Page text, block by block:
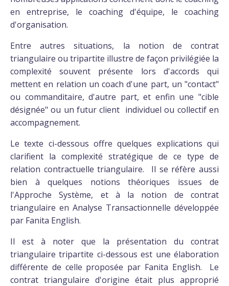
en entreprise, le coaching d'équipe, le coaching
d'organisation.
Entre autres situations, la notion de contrat
triangulaire ou tripartite illustre de façon privilégiée la
complexité souvent présente lors d'accords qui
mettent en relation un coach d'une part, un "contact"
ou commanditaire, d'autre part, et enfin une "cible
désignée" ou un futur client individuel ou collectif en
accompagnement.
Le texte ci-dessous offre quelques explications qui
clarifient la complexité stratégique de ce type de
relation contractuelle triangulaire. Il se réfère aussi
bien à quelques notions théoriques issues de
l'Approche Système, et à la notion de contrat
triangulaire en Analyse Transactionnelle développée
par Fanita English.
Il est à noter que la présentation du contrat
triangulaire tripartite ci-dessous est une élaboration
différente de celle proposée par Fanita English. Le
contrat triangulaire d'origine était plus approprié